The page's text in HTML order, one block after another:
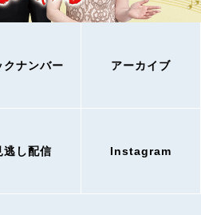
クナンバー アーカイブ
逃し配信 Instagram